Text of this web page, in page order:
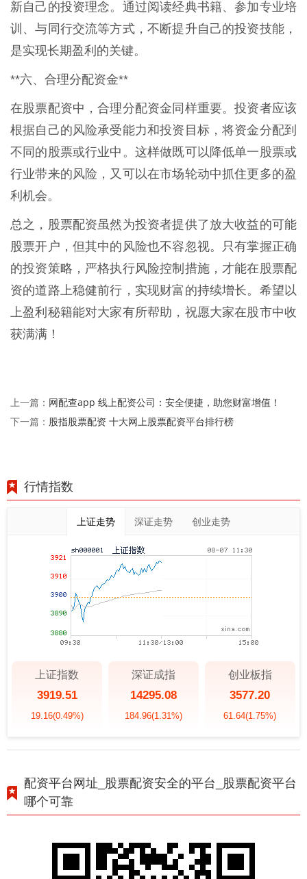
新自己的投资理念。通过阅读经典书籍、参加专业培
训、与同行交流等方式，不断提升自己的投资技能，
是实现长期盈利的关键。
**六、合理分配资金**
在股票配资中，合理分配资金同样重要。投资者应该
根据自己的风险承受能力和投资目标，将资金分配到
不同的股票或行业中。这样做既可以降低单一股票或
行业带来的风险，又可以在市场轮动中抓住更多的盈
利机会。
总之，股票配资虽然为投资者提供了放大收益的可能
股票开户，但其中的风险也不容忽视。只有掌握正确
的投资策略，严格执行风险控制措施，才能在股票配
资的道路上稳健前行，实现财富的持续增长。希望以
上盈利秘籍能对大家有所帮助，祝愿大家在股市中收
获满满！
上一篇： 网配查app 线上配资公司：安全便捷，助您财富增值！
下一篇： 股指股票配资 十大网上股票配资平台排行榜
行情指数
上证走势 深证走势 创业走势
上证指数
3919.51
19.16(0.49%)
深证成指
14295.08
184.96(1.31%)
创业板指
3577.20
61.64(1.75%)
配资平台网址_股票配资安全的平台_股票配资平台
哪个可靠